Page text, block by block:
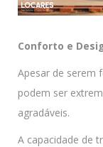
Conforto e
Apesar de serem
podem ser
agradáveis.
A capacidade de